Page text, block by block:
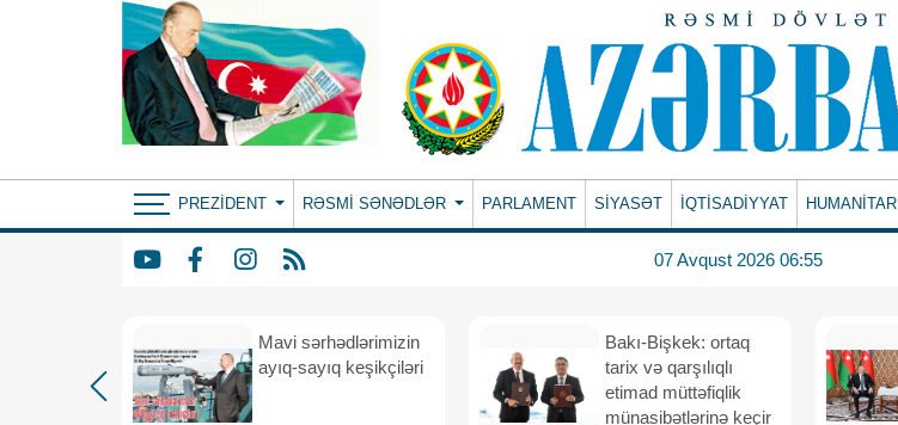
PREZIDENT RƏSMI SƏNƏDLƏR PARLAMENT SİYASƏT İQTİSADİYYAT HUMANITAR
07 Avqust 2026 06:55
Mavi sərhədlərimizin
ayıq-sayıq keşikçiləri
Bakı-Bişkek: ortaq
tarix və qarşılıqlı
etimad müttəfiqlik
münasibətlərinə keçir